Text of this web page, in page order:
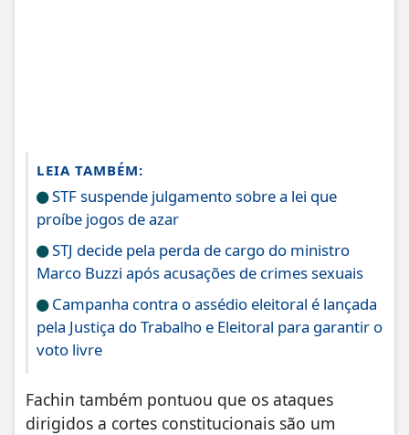
LEIA TAMBÉM:
STF suspende julgamento sobre a lei que
proíbe jogos de azar
STJ decide pela perda de cargo do ministro
Marco Buzzi após acusações de crimes sexuais
Campanha contra o assédio eleitoral é lançada
pela Justiça do Trabalho e Eleitoral para garantir o
voto livre
Fachin também pontuou que os ataques
dirigidos a cortes constitucionais são um